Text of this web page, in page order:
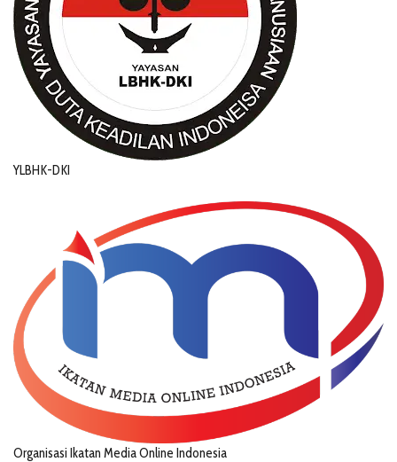
YLBHK-DKI
Organisasi Ikatan Media Online Indonesia